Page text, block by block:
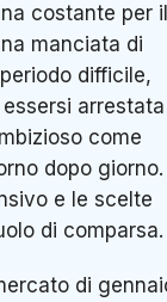
costante per il
manciata di
difficile,
come
dopo giorno.
e le scelte
di comparsa.
di